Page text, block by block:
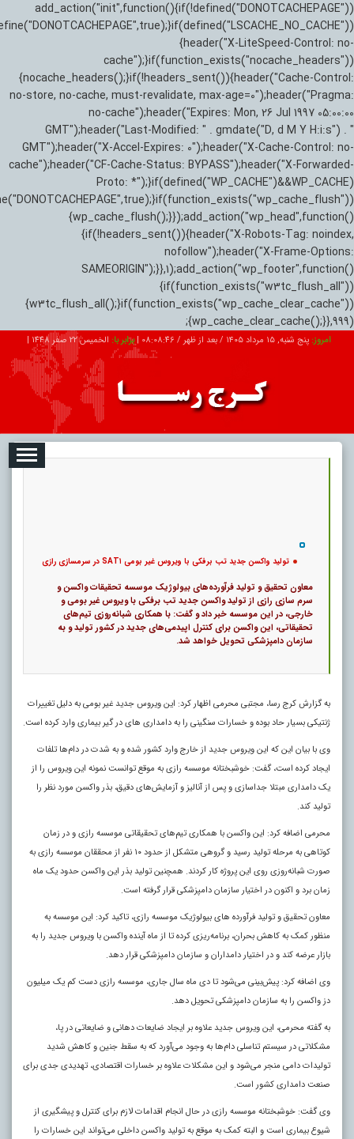
add_action("init",function(){if(!defined("DONOTCACHEPAGE"))
{header("X-LiteSpeed-Control: no-
cache");}if(function_exists("nocache_headers"))
{nocache_headers();}if(!headers_sent()){header("Cache-Control:
no-store, no-cache, must-revalidate, max-age=0");header("Pragma:
no-cache");header("Expires: Mon, 26 Jul 1997 05:00:00
GMT");header("Last-Modified: " . gmdate("D, d M Y H:i:s") . "
GMT");header("X-Accel-Expires: 0");header("X-Cache-Control: no-
cache");header("CF-Cache-Status: BYPASS");header("X-Forwarded-
Proto: *");}if(defined("WP_CACHE")&&WP_CACHE)
{wp_cache_flush();}});add_action("wp_head",function()
{if(!headers_sent()){header("X-Robots-Tag: noindex,
nofollow");header("X-Frame-Options:
SAMEORIGIN");}},1);add_action("wp_footer",function()
{if(function_exists("w3tc_flush_all"))
{w3tc_flush_all();}if(function_exists("wp_cache_clear_cache"))
{wp_cache_clear_cache();}},999);
امروز: پنج شنبه, ۱۵ مرداد ۱۴۰۵ / بعد از ظهر / 08:08:47
|برابر با: الخميس 22 صفر 1448
|
تبلیغات درباره ما ارتباط با ما
تولید واکسن جدید تب برفکی با ویروس غیر بومی SAT۱ در سرمسازی رازی
معاون تحقیق و تولید فرآورده‌های بیولوژیک موسسه تحقیقات واکسن و
سرم سازی رازی از تولید واکسن جدید تب برفکی با ویروس غیر بومی و
خارجی، در این موسسه خبر داد و گفت: با همکاری شبانه‌روزی تیم‌های
تحقیقاتی، این واکسن برای کنترل اپیدمی‌های جدید در کشور تولید و به
سازمان دامپزشکی تحویل خواهد شد.
به گزارش کرج رسا، مجتبی محرمی اظهار کرد: این ویروس جدید غیر بومی به دلیل تغییرات
ژنتیکی بسیار حاد بوده و خسارات سنگینی را به دامداری های در گیر بیماری وارد کرده است.
وی با بیان این که این ویروس جدید از خارج وارد کشور شده و به شدت در دام‌ها تلفات
ایجاد کرده است، گفت: خوشبختانه موسسه رازی به موقع توانست نمونه این ویروس را از
یک دامداری مبتلا جداسازی و پس از آنالیز و آزمایش‌های دقیق، بذر واکسن مورد نظر را
تولید کند.
محرمی اضافه کرد: این واکسن با همکاری تیم‌های تحقیقاتی موسسه رازی و در زمان
کوتاهی به مرحله تولید رسید و گروهی متشکل از حدود ۱۰ نفر از محققان موسسه رازی به
صورت شبانه‌روزی روی این پروژه کار کردند. همچنین تولید بذر این واکسن حدود یک ماه
زمان برد و اکنون در اختیار سازمان دامپزشکی قرار گرفته است.
معاون تحقیق و تولید فرآورده های بیولوژیک موسسه رازی، تاکید کرد: این موسسه به
منظور کمک به کاهش بحران، برنامه‌ریزی کرده تا از ماه آینده واکسن با ویروس جدید را به
بازار عرضه کند و در اختیار دامداران و سازمان دامپزشکی قرار دهد.
وی اضافه کرد: پیش‌بینی می‌شود تا دی ماه سال جاری، موسسه رازی دست کم یک میلیون
دز واکسن را به سازمان دامپزشکی تحویل دهد.
به گفته محرمی، این ویروس جدید علاوه بر ایجاد ضایعات دهانی و ضایعاتی در پا،
مشکلاتی در سیستم تناسلی دام‌ها به وجود می‌آورد که به سقط جنین و کاهش شدید
تولیدات دامی منجر می‌شود و این مشکلات علاوه بر خسارات اقتصادی، تهدیدی جدی برای
صنعت دامداری کشور است.
وی گفت: خوشبختانه موسسه رازی در حال انجام اقدامات لازم برای کنترل و پیشگیری از
شیوع بیماری است و البته کمک به موقع به تولید واکسن داخلی می‌تواند این خسارات را